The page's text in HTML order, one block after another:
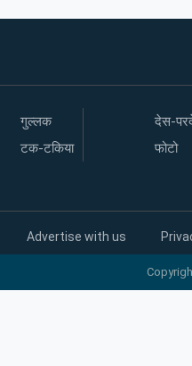
गुल्लक
टक-टकिया
देस-
फोटो
Advertise with us